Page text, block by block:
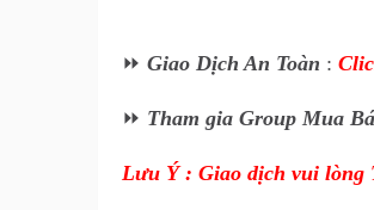
⏩ Giao Dịch An Toàn :
⏩ Tham gia Group Mua
Lưu Ý : Giao dịch vui lòng